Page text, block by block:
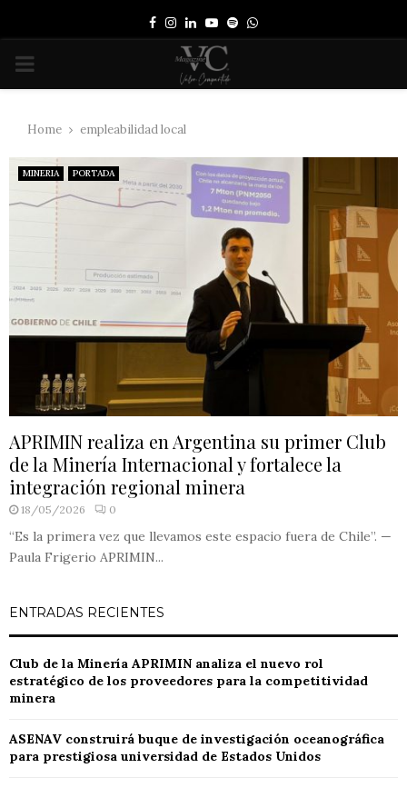
Facebook
Instagram
LinkedinYoutube
SpotifyWhatsapp
PRIMARY
Home empleabilidad local
MINERIA PORTADA
APRIMIN realiza en Argentina su primer Club
de la Minería Internacional y fortalece la
integración regional minera
18/05/2026 0
“Es la primera vez que llevamos este espacio fuera de Chile”. —
Paula Frigerio APRIMIN...
ENTRADAS RECIENTES
Club de la Minería APRIMIN analiza el nuevo rol
estratégico de los proveedores para la competitividad
minera
ASENAV construirá buque de investigación oceanográfica
para prestigiosa universidad de Estados Unidos